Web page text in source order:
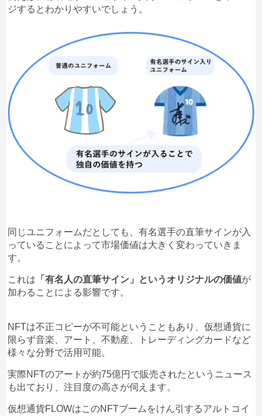
ジするとわかりやすいでしょう。
同じユニフォームだとしても、有名選手の直筆サインが入
っていることによって市場価値は大きく変わっていきま
す。
これは 「有名人の直筆サイン」というオリジナルの価値が
加わることによる影響です。
NFTは不正コピーが不可能ということもあり、仮想通貨に
限らず音楽、アート、不動産、トレーディングカードなど
様々な分野で活用可能。
実際NFTのアートが約75億円で販売されたというニュース
も出ており、注目度の高さが伺えます。
仮想通貨FLOWはこのNFTブームをけん引するアルトコイ